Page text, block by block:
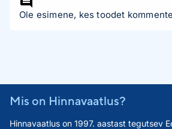
Ole esimene, kes toodet
Mis on Hinnavaatlus?
Hinnavaatlus on 1997. aastast tegutsev